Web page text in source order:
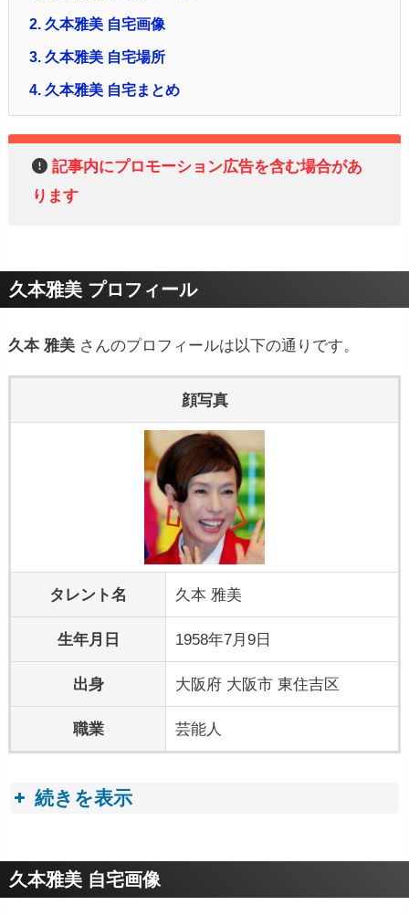
2. 久本雅美 自宅画像
3. 久本雅美 自宅場所
4. 久本雅美 自宅まとめ
記事内にプロモーション広告を含む場合があ
ります
久本雅美 プロフィール
久本 雅美 さんのプロフィールは以下の通りです。
顔写真
タレント名 久本 雅美
生年月日 1958年7月9日
出身 大阪府 大阪市 東住吉区
職業 芸能人
続きを表示
プロフィールトピック
久本雅美 自宅画像